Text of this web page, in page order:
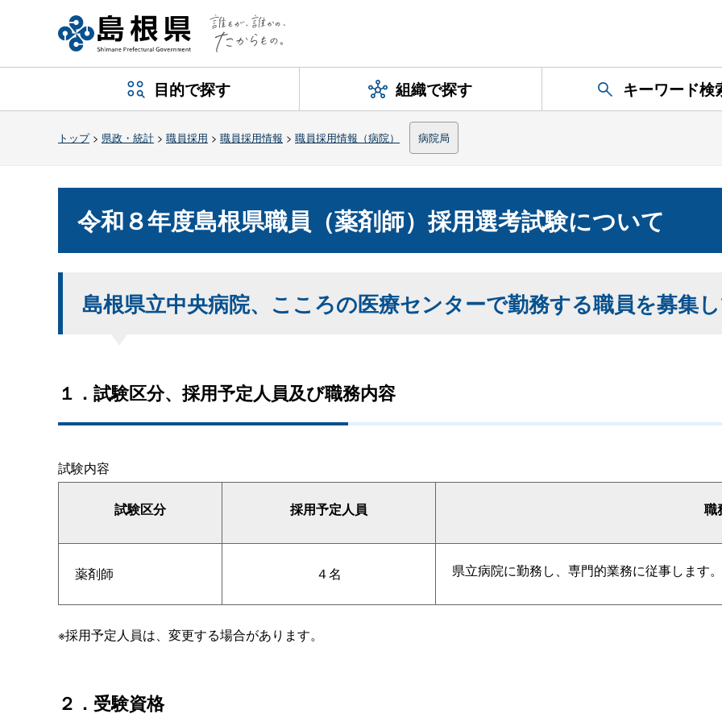
目的で探す 組織で探す キーワード検
トップ> 県政・統計 > 職員採用 > 職員採用情報 > 職員採用情報（病院） 病院局
令和８年度島根県職員（薬剤師）採用選考試験について
島根県立中央病院、こころの医療センターで勤務する職員を募集
１．試験区分、採用予定人員及び職務内容
試験内容
試験区分 採用予定人員 職
薬剤師 ４名 県立病院に勤務し、専門的業務に従事します。
※採用予定人員は、変更する場合があります。
２．受験資格